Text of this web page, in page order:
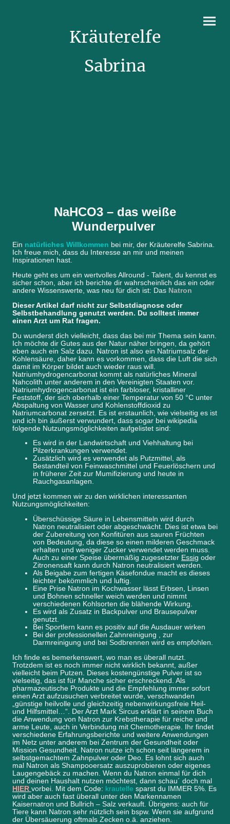
Kräuterelfe
Sabrina
NaHCO3 – das weiße
Wunderpulver
Ein natürliches Willkommen bei mir, der Kräuterelfe Sabrina.
Ich freue mich, dass du Interesse an mir und meinen
Inspirationen hast.
Heute geht es um ein wertvolles Allround - Talent, du kennst es
sicher schon, aber ich berichte dir wahrscheinlich das ein oder
andere Wissenswerte, was neu für dich ist: Das Natron
Dieser Artikel darf nicht zur Selbstdiagnose oder
Selbstbehandlung genutzt werden. Du solltest immer
einen Arzt um Rat fragen.
Du wunderst dich vielleicht, dass das bei mir Thema sein kann.
Ich möchte dir Gutes aus der Natur näher bringen, da gehört
eben auch ein Salz dazu. Natron ist also ein Natriumsalz der
Kohlensäure, daher kann es vorkommen, dass die Luft die sich
damit im Körper bildet auch wieder raus will.
Natriumhydrogencarbonat kommt als natürliches Mineral
Nahcolith unter anderem in den Vereinigten Staaten vor.
Natriumhydrogencarbonat ist ein farbloser, kristalliner
Feststoff, der sich oberhalb einer Temperatur von 50 °C unter
Abspaltung von Wasser und Kohlenstoffdioxid zu
Natriumcarbonat zersetzt. Es ist erstaunlich, wie vielseitig es ist
und ich bin äußerst verwundert, dass sogar bei wikipedia
folgende Nutzungsmöglichkeiten aufgelistet sind:
Es wird in der Landwirtschaft und Viehhaltung bei
Pilzerkrankungen verwendet.
Zusätzlich wird es verwendet als Putzmittel, als
Bestandteil von Feinwaschmittel und Feuerlöschern und
in früherer Zeit zur Mumifizierung und heute in
Rauchgasanlagen.
Und jetzt kommen wir zu den wirklichen interessanten
Nutzungsmöglichkeiten:
Überschüssige Säure in Lebensmitteln wird durch
Natron neutralisiert oder abgeschwächt. Dies ist etwa bei
der Zubereitung von Konfitüren aus sauren Früchten
von Bedeutung, da diese so einen milderen Geschmack
erhalten und weniger Zucker verwendet werden muss.
Auch zu einer Speise übermäßig zugesetzter Essig oder
Zitronensaft kann durch Natron neutralisiert werden.
Als Beigabe zum fertigen Käsefondue macht es dieses
leichter bekömmlich und luftig.
Eine Prise Natron im Kochwasser lässt Erbsen, Linsen
und Bohnen schneller weich werden und nimmt
verschiedenen Kohlsorten die blähende Wirkung.
Es wird als Zusatz in Backpulver und Brausepulver
genutzt.
Bei Sportlern kann es positiv auf die Ausdauer wirken
Bei der professionellen Zahnreinigung , zur
Darmreinigung und bei Sodbrennen wird es empfohlen.
Ich finde es bemerkenswert, wo man es überall nutzt.
Trotzdem ist es noch immer nicht wirklich bekannt, außer
vielleicht beim Putzen. Dieses kostengünstige Pulver ist so
vielseitig, das ist für Manche sicher erschreckend. Als
pharmazeutische Produkte und die Empfehlung immer sofort
einen Arzt aufzusuchen verbreitet wurde, verschwanden
„günstige heilvolle und gleichzeitig nebenwirkungsfreie Heil-
und Hilfsmittel…“. Der Arzt Mark Sircus erklärt in seinem Buch
die Anwendung von Natron zur Krebstherapie für reiche und
arme Leute, auch in Verbindung mit Chemotherapie. Ihr findet
verschiedene Erfahrungsberichte und weitere Anwendungen
im Netz unter anderem bei Zentrum der Gesundheit oder
Mission Gesundheit. Natron nutze ich schon seit längerem in
selbstgemachtem Zahnpulver oder Deo. Es lohnt sich auch
mal Natron als Shampooersatz auszuprobieren oder eigenes
Laugengebäck zu machen. Wenn du Natron einmal für dich
und deinen Haushalt nutzen möchtest, dann schau´ doch mal
HIER vorbei. Mit dem Code: krautelfe sparst du IMMER 5%. Es
wird aber auch fast überall unter den Markennamen
Kaisernatron und Bullrich – Salz verkauft. Übrigens: auch für
Tiere kann Natron sehr nützlich sein bspw. Wenn sie aufgrund
der Übersäuerung oftmals Zecken o.ä. anziehen.